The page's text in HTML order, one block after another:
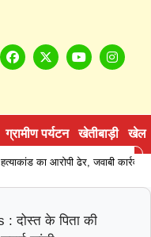
ग्रामीण पर्यटन खेतीबाड़ी खेल
का आरोपी ढेर, जवाबी कार्रवाई में
दोस्त के पिता की